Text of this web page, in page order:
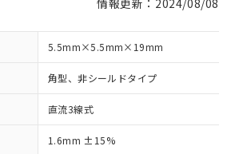
情報更新：2024/08/08
5.5mm×5.5mm×19mm
角型、非シールドタイプ
直流3線式
1.6mm ±15%